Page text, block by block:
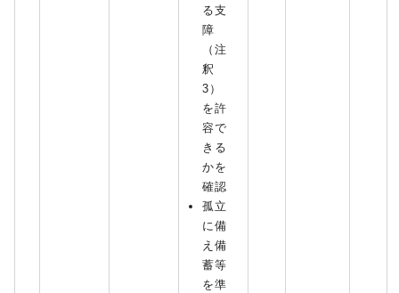
る支
障
（注
釈
3）
を許
容で
きる
かを
確認
孤立
に備
え備
蓄等
を準